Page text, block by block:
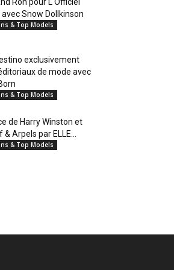
Snow Dollkinson
& Top Models
exclusivement
de mode avec
& Top Models
de Harry Winston et
Arpels par ELLE...
& Top Models